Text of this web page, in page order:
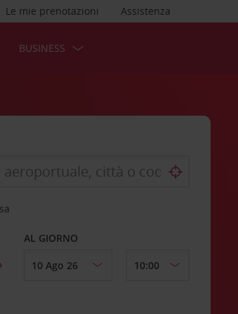
Assistenza
Le mie prenotazioni
BUSINESS
AL GIORNO